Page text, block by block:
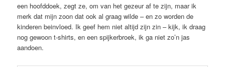
een hoofddoek, zegt ze, om van het gezeur af te zijn, maar ik
merk dat mijn zoon dat ook al graag wilde – en zo worden de
kinderen beinvloed. Ik geef hem niet altijd zijn zin – kijk, ik draag
nog gewoon t-shirts, en een spijkerbroek, ik ga niet zo’n jas
aandoen.